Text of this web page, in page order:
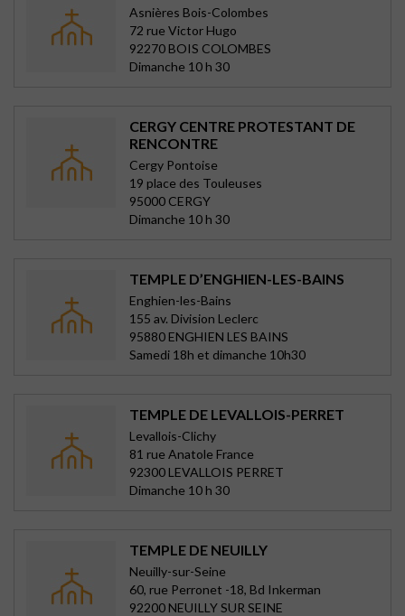
Asnières Bois-Colombes
72 rue Victor Hugo
92270 BOIS COLOMBES
Dimanche 10 h 30
CERGY CENTRE PROTESTANT DE
RENCONTRE
Cergy Pontoise
19 place des Touleuses
95000 CERGY
Dimanche 10 h 30
TEMPLE D’ENGHIEN-LES-BAINS
Enghien-les-Bains
155 av. Division Leclerc
95880 ENGHIEN LES BAINS
Samedi 18h et dimanche 10h30
TEMPLE DE LEVALLOIS-PERRET
Levallois-Clichy
81 rue Anatole France
92300 LEVALLOIS PERRET
Dimanche 10 h 30
TEMPLE DE NEUILLY
Neuilly-sur-Seine
60, rue Perronet -18, Bd Inkerman
92200 NEUILLY SUR SEINE